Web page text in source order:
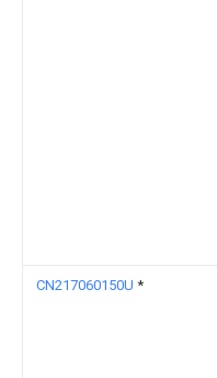
CN217060150U *